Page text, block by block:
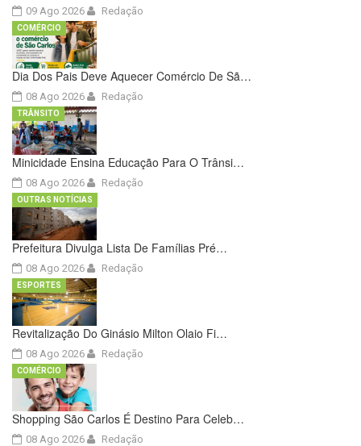
09 Ago 2026 Redação
Dia Dos Pais Deve Aquecer Comércio De Sã…
08 Ago 2026
COMÉRCIO
Redação
Minicidade Ensina Educação Para O Trânsi…
08 Ago 2026
TRÂNSITO
Redação
Prefeitura Divulga Lista De Famílias Pré…
08 Ago 2026
OUTRAS NOTÍCIAS
Redação
Revitalização Do Ginásio Milton Olaio Fi…
08 Ago 2026
ESPORTES
Redação
Shopping São Carlos É Destino Para Celeb…
08 Ago 2026
COMÉRCIO
Redação